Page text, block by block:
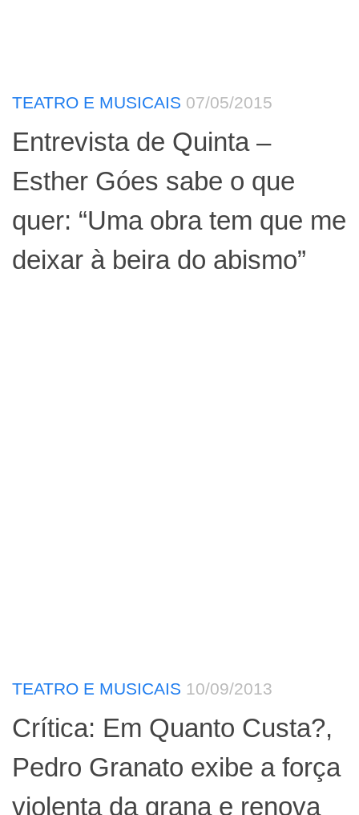
TEATRO E MUSICAIS 07/05/2015
Entrevista de Quinta –
Esther Góes sabe o que
quer: “Uma obra tem que me
deixar à beira do abismo”
TEATRO E MUSICAIS 10/09/2013
Crítica: Em Quanto Custa?,
Pedro Granato exibe a força
violenta da grana e renova